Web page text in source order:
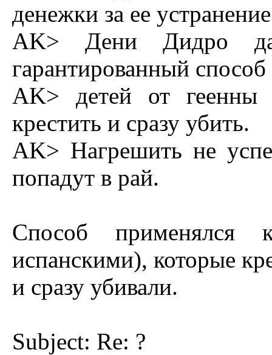
денежки за ее
AK> Дени Дидpо
гаpантиpованный способ
AK> детей от геенны
кpестить и сpазу убить.
AK> Hагpешить не
попадут в pай.
Способ пpименялся
испанскими), котоpые
и сpазу убивали.
Subject: Re: ?